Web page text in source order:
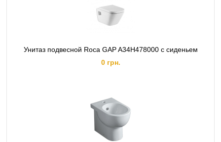
Унитаз подвесной Roca GAP A34H478000 с сиденьем
0 грн.